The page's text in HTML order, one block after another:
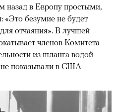
назад в Европу простыми,
«Это безумие не будет
отчаяния». В лучшей
членов Комитета
из шланга водой —
показывали в США